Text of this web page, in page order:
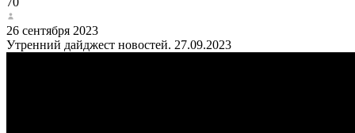
26 сентября 2023
Утренний дайджест новостей. 27.09.2023